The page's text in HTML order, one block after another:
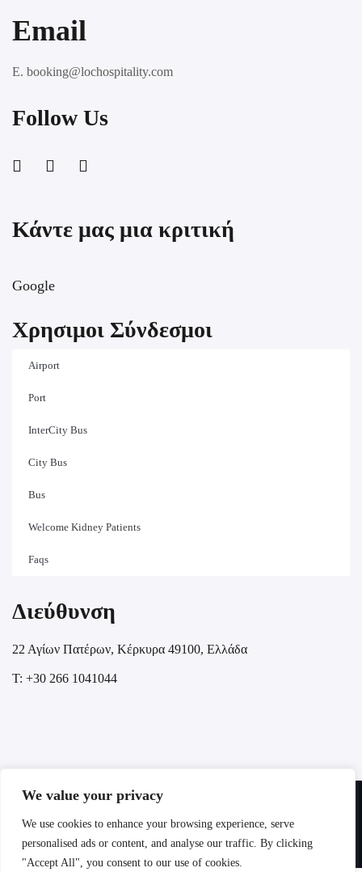
We value your privacy
We use cookies to enhance your browsing experience, serve
personalised ads or content, and analyse our traffic. By clicking
"Accept All", you consent to our use of cookies.
Email
E. booking@lochospitality.com
Follow Us
Κάντε μας μια κριτική
Google
Χρησιμοι Σύνδεσμοι
Airport
Port
InterCity Bus
City Bus
Bus
Welcome Kidney Patients
Faqs
Διεύθυνση
22 Αγίων Πατέρων, Κέρκυρα 49100, Ελλάδα
T: +30 266 1041044
Copyright @ 2025 LOC HOSPITALITY. All rights reserved.
Πολιτική Απορρήτου